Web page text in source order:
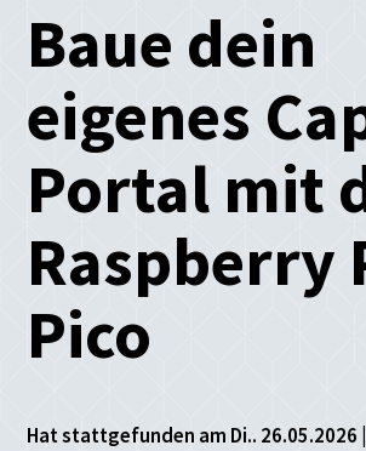
Baue dein
eigenes
Portal mit
Raspberry
Pico
Hat stattgefunden am Di.. 26.05.2026